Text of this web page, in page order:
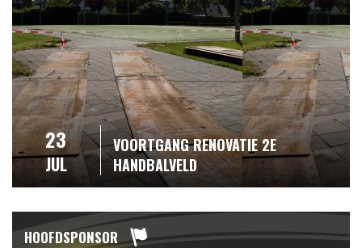
23
JUL
VOORTGANG RENOVATIE 2E
HANDBALVELD
HOOFDSPONSOR